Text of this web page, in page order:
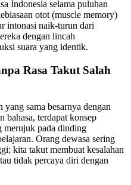
Indonesia selama puluhan
otot (muscle memory)
intonasi naik-turun dari
dengan lincah
suara yang identik.
Rasa Takut Salah
sama besarnya dengan
bahasa, terdapat konsep
pada dinding
Orang dewasa sering
kita takut membuat kesalahan
tidak percaya diri dengan